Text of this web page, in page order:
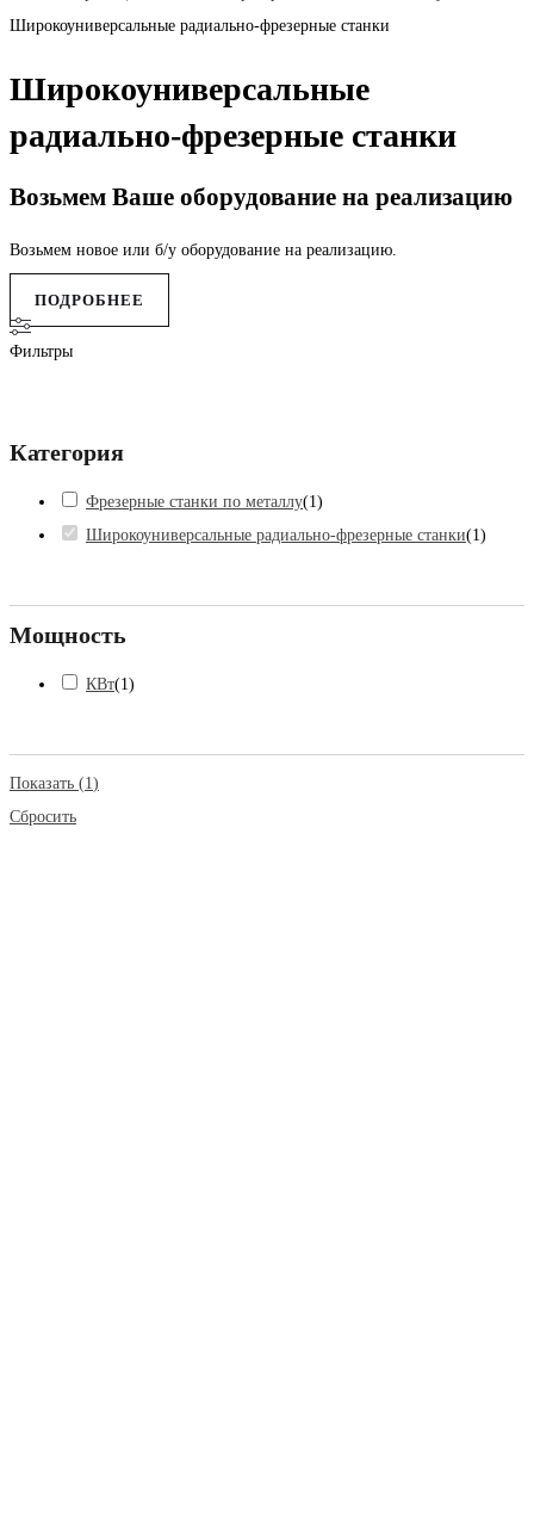
Широкоуниверсальные радиально-фрезерные станки
Широкоуниверсальные
радиально-фрезерные станки
Возьмем Ваше оборудование на реализацию
Возьмем новое или б/у оборудование на реализацию.
ПОДРОБНЕЕ
Фильтры
Категория
Фрезерные станки по металлу(1)
Широкоуниверсальные радиально-фрезерные станки(1)
Мощность
КВт(1)
Показать (1)
Сбросить